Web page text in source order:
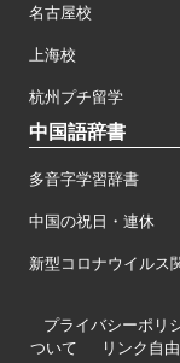
名古屋校
上海校
杭州プチ留学
中国語辞書
多音字学習辞書
中国の祝日・連休
新型コロナウイルス
プライバシーポリ
ついて
リンク自由